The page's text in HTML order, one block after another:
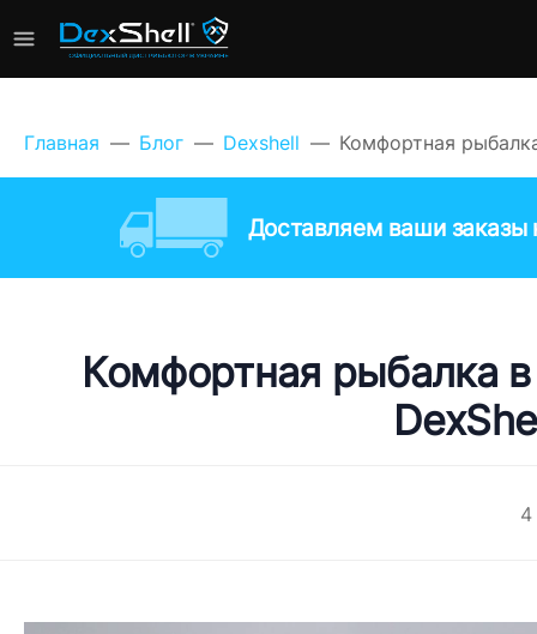
Главная Блог Dexshell ​Комфортная
Доставляем ваши заказы
​Комфортная рыбалка
4